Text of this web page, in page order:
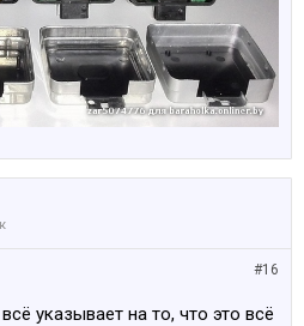
#16
указывает на то, что это всё